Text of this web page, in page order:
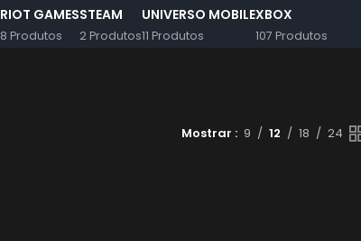
RIOT GAMES
8 Produtos
STEAM
2 Produtos
UNIVERSO MOBILE
11 Produtos
XBOX
107 Produtos
Mostrar 9 12 18 24